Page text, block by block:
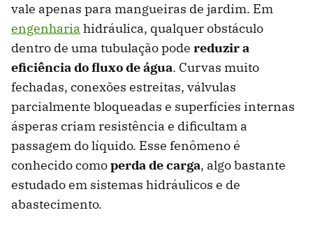
vale apenas para mangueiras de jardim. Em
engenharia hidráulica, qualquer obstáculo
dentro de uma tubulação pode reduzir a
eficiência do fluxo de água. Curvas muito
fechadas, conexões estreitas, válvulas
parcialmente bloqueadas e superfícies internas
ásperas criam resistência e dificultam a
passagem do líquido. Esse fenômeno é
conhecido comoperda de carga, algo bastante
estudado em sistemas hidráulicos e de
abastecimento.